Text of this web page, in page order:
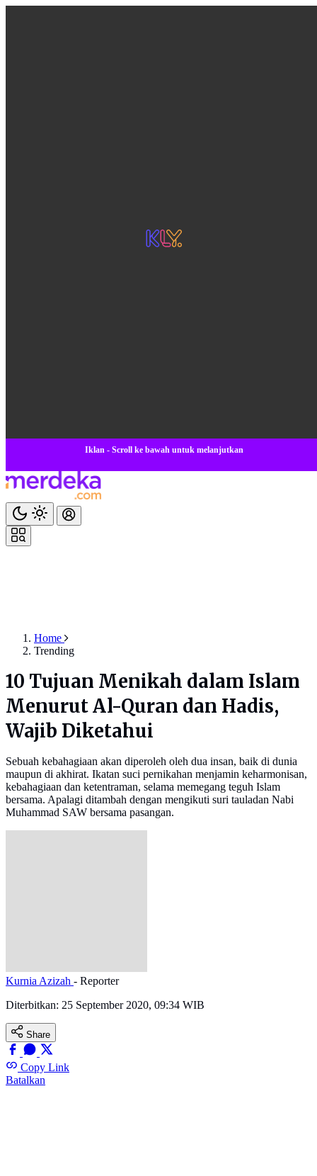
Iklan - Scroll ke bawah untuk melanjutkan
Home
Trending
10 Tujuan Menikah dalam Islam
Menurut Al-Quran dan Hadis,
Wajib Diketahui
Sebuah kebahagiaan akan diperoleh oleh dua insan, baik di dunia
maupun di akhirat. Ikatan suci pernikahan menjamin keharmonisan,
kebahagiaan dan ketentraman, selama memegang teguh Islam
bersama. Apalagi ditambah dengan mengikuti suri tauladan Nabi
Muhammad SAW bersama pasangan.
Kurnia Azizah - Reporter
Diterbitkan: 25 September 2020, 09:34 WIB
Share
Copy Link
Batalkan